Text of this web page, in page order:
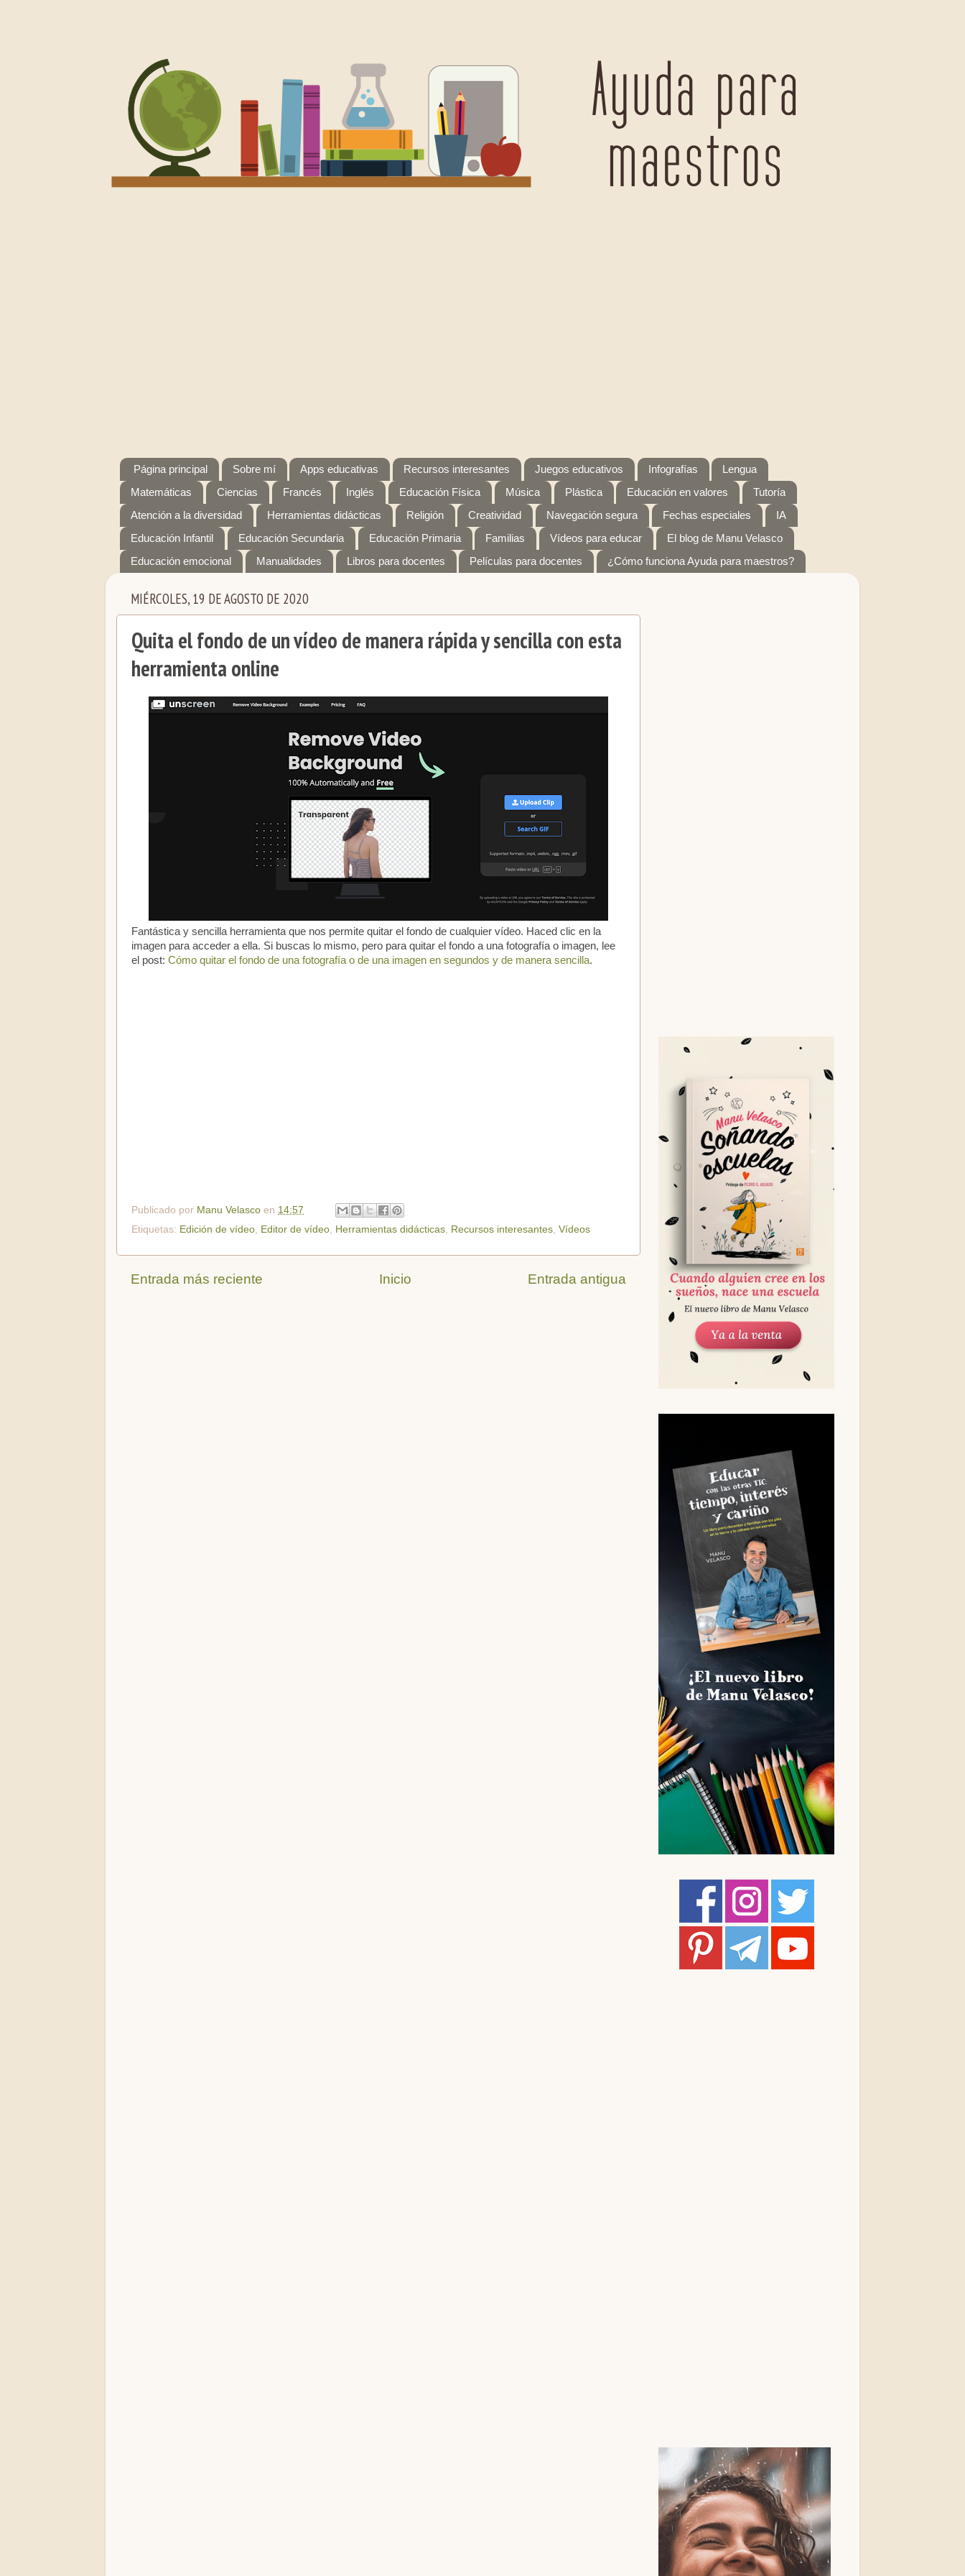
Página principal Sobre mí Apps educativas Recursos interesantes Juegos educativos Infografías
Lengua
Matemáticas
Ciencias Francés Inglés Educación Física Música Plástica Educación en valores
Tutoría
Atención a la diversidad
Herramientas didácticas Religión Creatividad Navegación segura Fechas especiales
IA
Educación Infantil
Educación Secundaria Educación Primaria Familias Vídeos para educar
El blog de Manu Velasco
Educación emocional
Manualidades Libros para docentes Películas para docentes ¿Cómo funciona Ayuda para maestros?
MIÉRCOLES, 19 DE AGOSTO DE 2020
Quita el fondo de un vídeo de manera rápida y sencilla con esta
herramienta online
Fantástica y sencilla herramienta que nos permite quitar el fondo de cualquier vídeo. Haced clic en la
imagen para acceder a ella. Si buscas lo mismo, pero para quitar el fondo a una fotografía o imagen, lee
el post: Cómo quitar el fondo de una fotografía o de una imagen en segundos y de manera sencilla.
Publicado por Manu Velasco en 14:57
Etiquetas: Edición de vídeo, Editor de vídeo, Herramientas didácticas, Recursos interesantes, Vídeos
Entrada más reciente Entrada antigua
Inicio